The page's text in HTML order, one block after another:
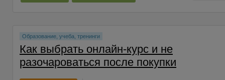
Образование, учеба, тренинги
Как выбрать онлайн-курс и не
разочароваться после покупки